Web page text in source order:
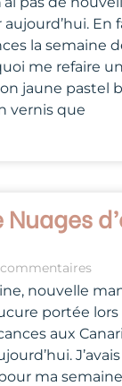
En
la semaine
me refaire
jaune pastel
vernis que
commentaires
nouvelle
portée
aux
ma